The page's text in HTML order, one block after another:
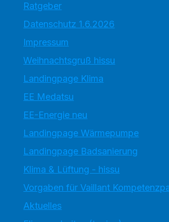
Ratgeber
Datenschutz 1.6.2026
Impressum
Weihnachtsgruß hissu
Landingpage Klima
EE Medatsu
EE-Energie neu
Landingpage Wärmepumpe
Landingpage Badsanierung
Klima & Lüftung - hissu
Vorgaben für Vaillant
Aktuelles